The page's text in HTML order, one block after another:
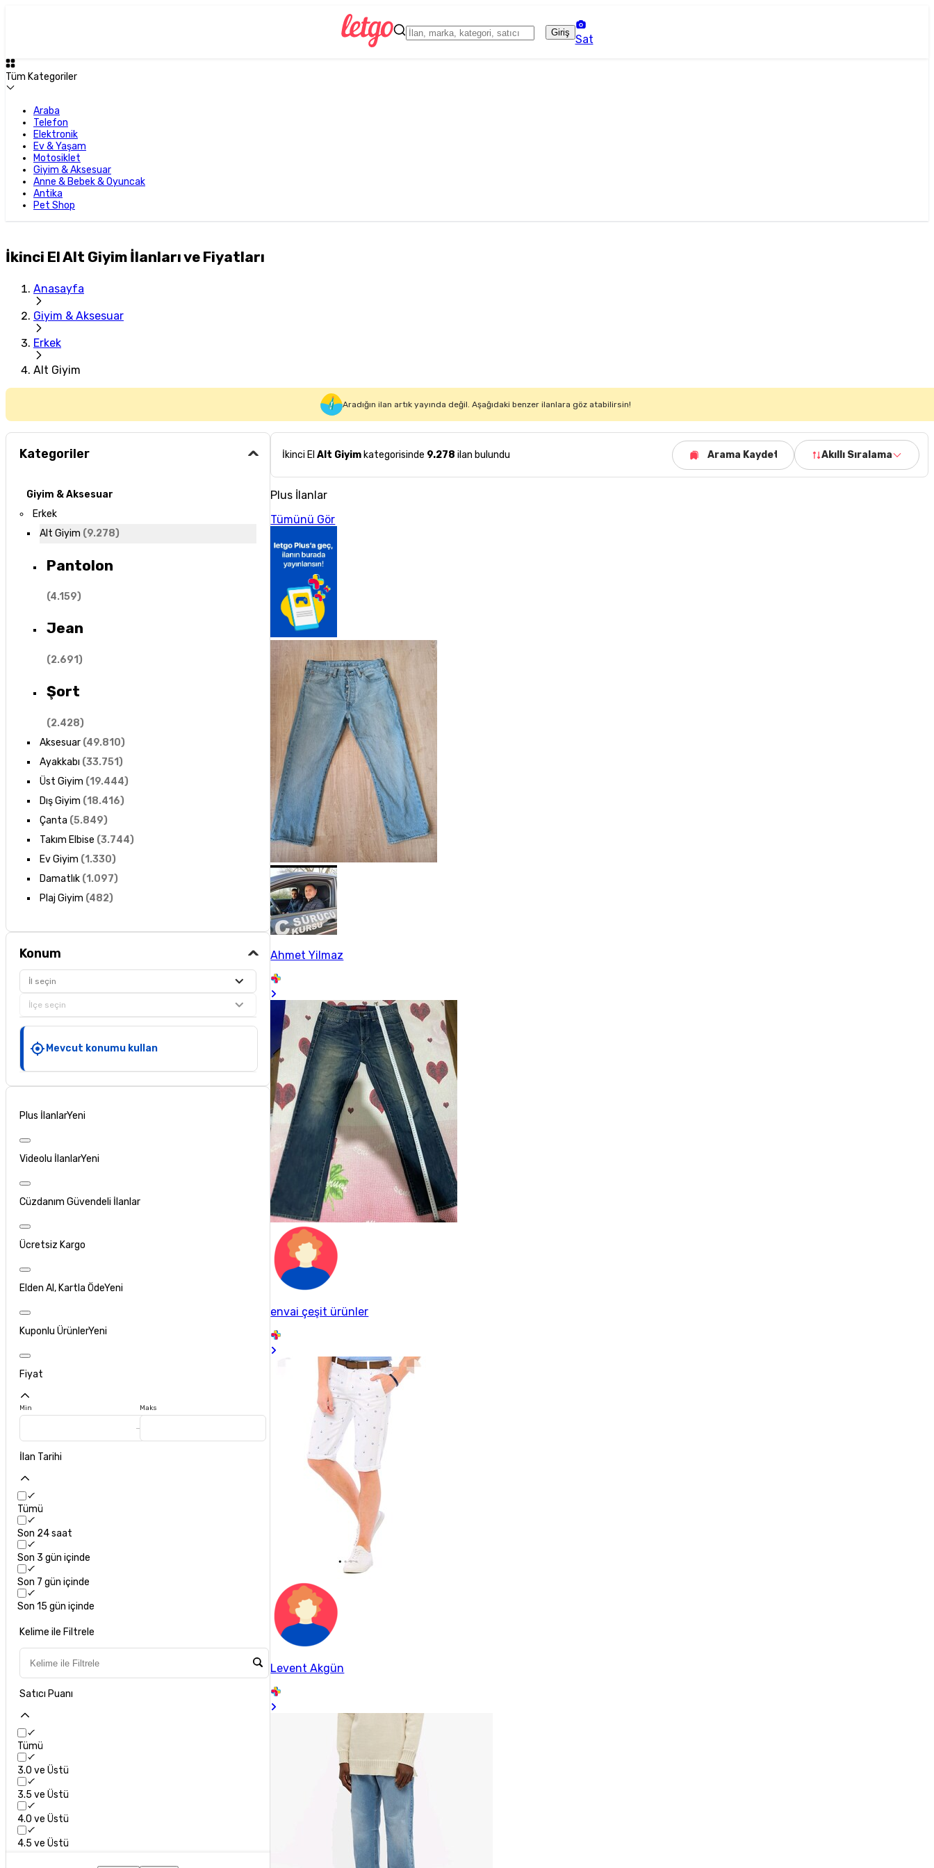
Giriş
Sat
Tüm Kategoriler
Araba
Telefon
Elektronik
Ev & Yaşam
Motosiklet
Giyim & Aksesuar
Anne & Bebek & Oyuncak
Antika
Pet Shop
İkinci El Alt Giyim İlanları ve Fiyatları
Anasayfa
Giyim & Aksesuar
Erkek
Alt Giyim
Aradığın ilan artık yayında değil. Aşağıdaki benzer ilanlara göz atabilirsin!
Kategoriler
Giyim & Aksesuar
Erkek
Alt Giyim (9.278)
Pantolon
(4.159)
Jean
(2.691)
Şort
(2.428)
Aksesuar(49.810)
Ayakkabı (33.751)
Üst Giyim (19.444)
Dış Giyim (18.416)
Çanta (5.849)
Takım Elbise (3.744)
Ev Giyim (1.330)
Damatlık(1.097)
Plaj Giyim (482)
Konum
İl seçin
İlçe seçin
Mevcut konumu kullan
Plus İlanlarYeni
Videolu İlanlarYeni
Cüzdanım Güvendeli İlanlar
Ücretsiz Kargo
Elden Al, Kartla ÖdeYeni
Kuponlu ÜrünlerYeni
Fiyat
Min Maks
İlan Tarihi
Tümü
Son 24 saat
Son 3 gün içinde
Son 7 gün içinde
Son 15 gün içinde
Kelime ile Filtrele
Satıcı Puanı
Tümü
3.0 ve Üstü
3.5 ve Üstü
4.0 ve Üstü
4.5 ve Üstü
İkinci ElAlt Giyim kategorisinde 9.278 ilan bulundu Arama Kaydet Akıllı Sıralama
Plus İlanlar
Tümünü Gör
Ahmet Yilmaz
envai çeşit ürünler
Levent Akgün